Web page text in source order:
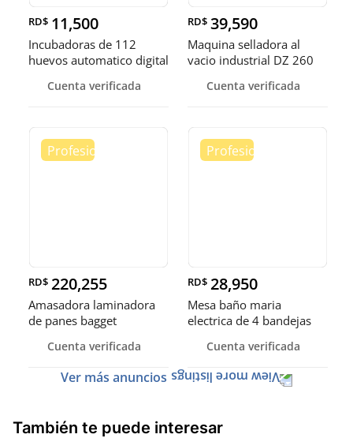
RD$ 11,500
Incubadoras de 112
huevos automatico digital
Cuenta verificada
RD$ 39,590
Maquina selladora al
vacio industrial DZ 260
Cuenta verificada
RD$ 220,255
Amasadora laminadora
de panes bagget
Cuenta verificada
RD$ 28,950
Mesa baño maria
electrica de 4 bandejas
Cuenta verificada
Ver más anuncios
También te puede interesar